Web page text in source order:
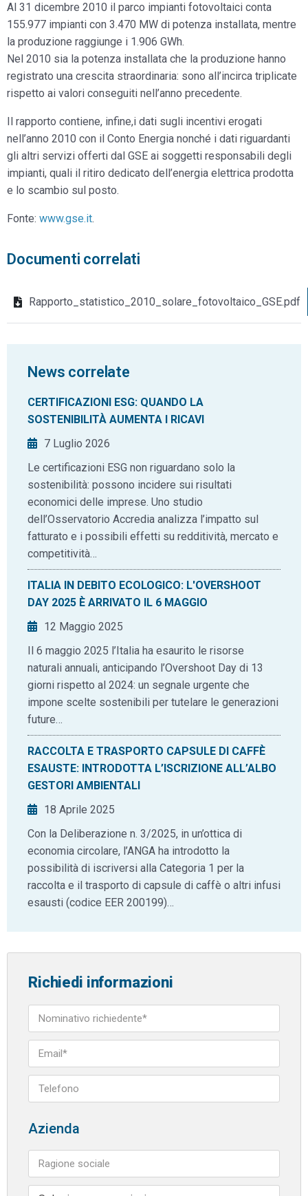
Al 31 dicembre 2010 il parco impianti fotovoltaici conta
155.977 impianti con 3.470 MW di potenza installata, mentre
la produzione raggiunge i 1.906 GWh.
Nel 2010 sia la potenza installata che la produzione hanno
registrato una crescita straordinaria: sono all’incirca triplicate
rispetto ai valori conseguiti nell’anno precedente.
Il rapporto contiene, infine,i dati sugli incentivi erogati
nell’anno 2010 con il Conto Energia nonché i dati riguardanti
gli altri servizi offerti dal GSE ai soggetti responsabili degli
impianti, quali il ritiro dedicato dell’energia elettrica prodotta
e lo scambio sul posto.
Fonte: www.gse.it.
Documenti correlati
Rapporto_statistico_2010_solare_fotovoltaico_GSE.pdf
News correlate
CERTIFICAZIONI ESG: QUANDO LA
SOSTENIBILITÀ AUMENTA I RICAVI
7 Luglio 2026
Le certificazioni ESG non riguardano solo la
sostenibilità: possono incidere sui risultati
economici delle imprese. Uno studio
dell’Osservatorio Accredia analizza l’impatto sul
fatturato e i possibili effetti su redditività, mercato e
competitività…
ITALIA IN DEBITO ECOLOGICO: L'OVERSHOOT
DAY 2025 È ARRIVATO IL 6 MAGGIO
12 Maggio 2025
Il 6 maggio 2025 l’Italia ha esaurito le risorse
naturali annuali, anticipando l’Overshoot Day di 13
giorni rispetto al 2024: un segnale urgente che
impone scelte sostenibili per tutelare le generazioni
future…
RACCOLTA E TRASPORTO CAPSULE DI CAFFÈ
ESAUSTE: INTRODOTTA L’ISCRIZIONE ALL’ALBO
GESTORI AMBIENTALI
18 Aprile 2025
Con la Deliberazione n. 3/2025, in un’ottica di
economia circolare, l’ANGA ha introdotto la
possibilità di iscriversi alla Categoria 1 per la
raccolta e il trasporto di capsule di caffè o altri infusi
esausti (codice EER 200199)…
Richiedi informazioni
Azienda